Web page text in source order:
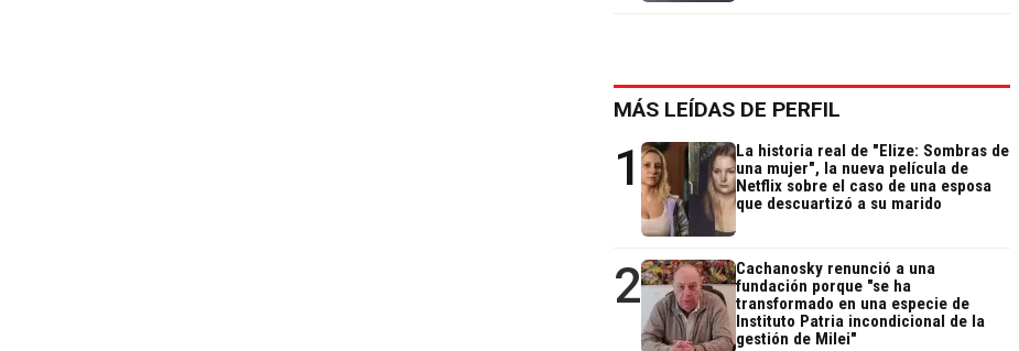
MÁS LEÍDAS DE PERFIL
1
La historia real de "Elize: Sombras de
una mujer", la nueva película de
Netflix sobre el caso de una esposa
que descuartizó a su marido
2
Cachanosky renunció a una
fundación porque "se ha
transformado en una especie de
Instituto Patria incondicional de la
gestión de Milei"